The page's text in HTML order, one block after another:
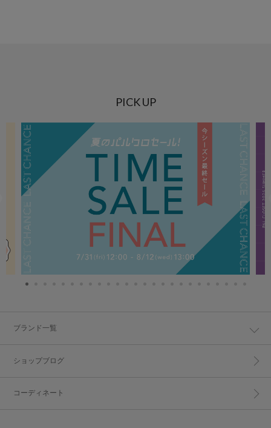
PICK UP
ブランド一覧
ショップブログ
コーディネート